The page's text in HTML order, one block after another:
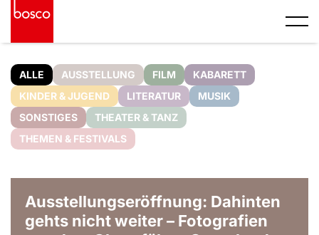
ALLE AUSSTELLUNG FILM
KABARETT
KINDER & JUGEND
LITERATUR
MUSIK
SONSTIGES
THEATER & TANZ
THEMEN & FESTIVALS
Ausstellungseröffnung: Dahinten
gehts nicht weiter – Fotografien